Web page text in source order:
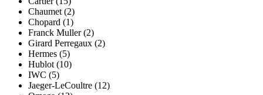
Chaumet (2)
Chopard (1)
Franck Muller (2)
Girard Perregaux (2)
Hermes (5)
Hublot (10)
IWC (5)
Jaeger-LeCoultre (12)